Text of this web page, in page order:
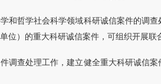
和哲学社会科学领域科研诚信案件的调
位）的重大科研诚信案件，可组织开展联
调查处理工作，建立健全重大科研诚信